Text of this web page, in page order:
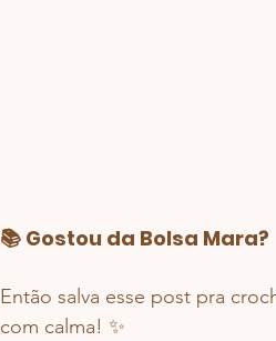
📚 Gostou da Bolsa Mara?
Então salva esse post pra
com calma! ✨